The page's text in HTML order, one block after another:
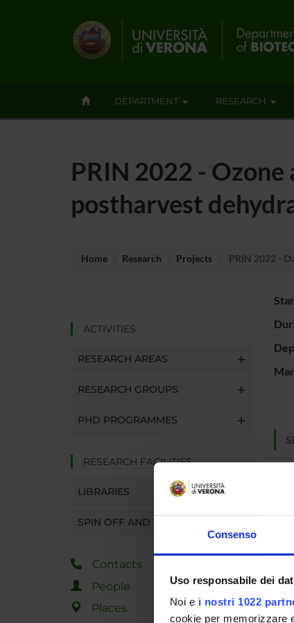
Consenso
Uso responsabile dei
Noi e i nostri 1022
cookie per memorizzare
DEPARTMENT RESEARCH
PRIN 2022 -
postharvest
Home Research Projects PRIN 2022 -
ACTIVITIES
RESEARCH AREAS
RESEARCH GROUPS
PHD PROGRAMMES
RESEARCH FACILITIES
LIBRARIES
SPIN OFF AND COMPANIES
Contacts
People
Places